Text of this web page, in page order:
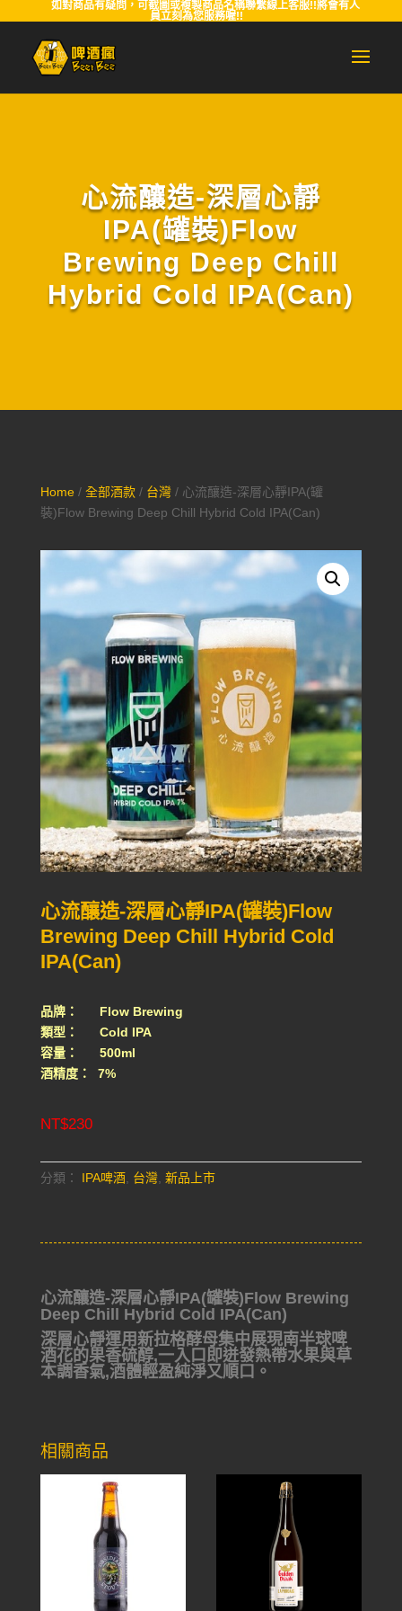
如對商品有疑問，可截圖或複製商品名稱聯繫線上客服!!將會有人
員立刻為您服務喔!!
心流釀造-深層心靜
IPA(罐裝)Flow
Brewing Deep Chill
Hybrid Cold IPA(Can)
Home/ 全部酒款/ 台灣/ 心流釀造-深層心靜IPA(罐
裝)Flow Brewing Deep Chill Hybrid Cold IPA(Can)
心流釀造-深層心靜IPA(罐裝)Flow
Brewing Deep Chill Hybrid Cold
IPA(Can)
品牌： Flow Brewing
類型： Cold IPA
容量： 500ml
酒精度： 7%
NT$230
分類： IPA啤酒, 台灣, 新品上市
心流釀造-深層心靜IPA(罐裝)Flow Brewing
Deep Chill Hybrid Cold IPA(Can)
深層心靜運用新拉格酵母集中展現南半球啤
酒花的果香硫醇,一入口即迸發熱帶水果與草
本調香氣,酒體輕盈純淨又順口。
相關商品